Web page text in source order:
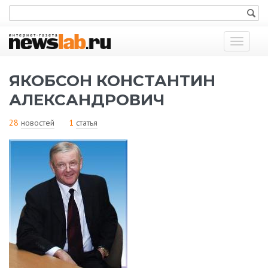
Показать
меню
ЯКОБСОН КОНСТАНТИН
АЛЕКСАНДРОВИЧ
28 новостей 1 статья